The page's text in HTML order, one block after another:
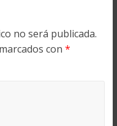
no será publicada.
con *